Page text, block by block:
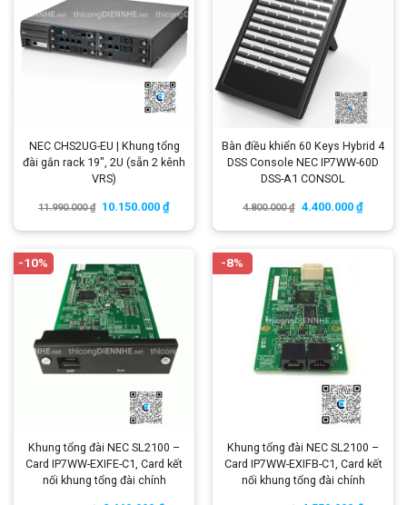
NEC CHS2UG-EU | Khung tổng
đài gắn rack 19″, 2U (sẵn 2 kênh
VRS)
11.990.000₫ 10.150.000₫
Bàn điều khiển 60 Keys Hybrid 4
DSS Console NEC IP7WW-60D
DSS-A1 CONSOL
4.800.000₫ 4.400.000 ₫
-10%
Khung tổng đài NEC SL2100 –
Card IP7WW-EXIFE-C1, Card kết
nối khung tổng đài chính
-8%
Khung tổng đài NEC SL2100 –
Card IP7WW-EXIFB-C1, Card kết
nối khung tổng đài chính